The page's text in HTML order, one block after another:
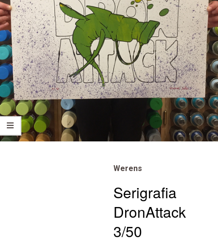
Werens
Serigrafia
DronAttack
3/50